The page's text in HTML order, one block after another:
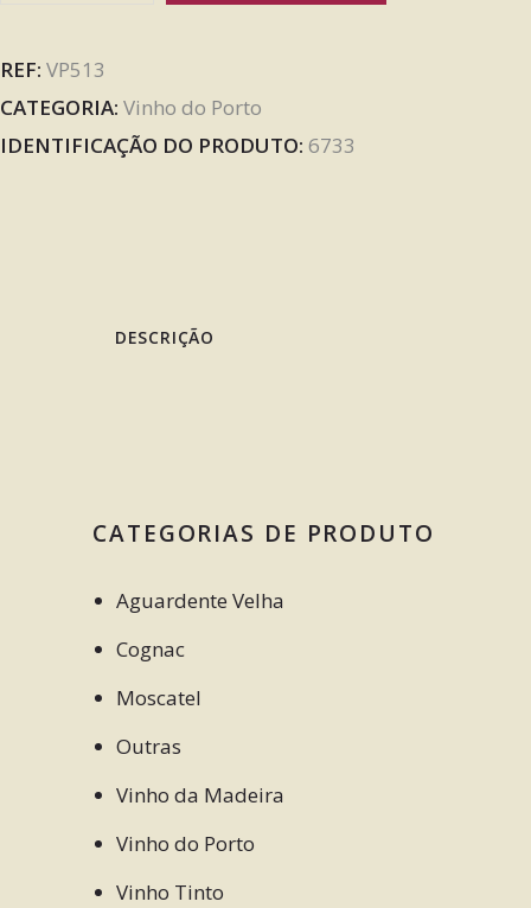
REF: VP513
CATEGORIA: Vinho do Porto
IDENTIFICAÇÃO DO PRODUTO: 6733
DESCRIÇÃO
CATEGORIAS DE PRODUTO
Aguardente Velha
Cognac
Moscatel
Outras
Vinho da Madeira
Vinho do Porto
Vinho Tinto